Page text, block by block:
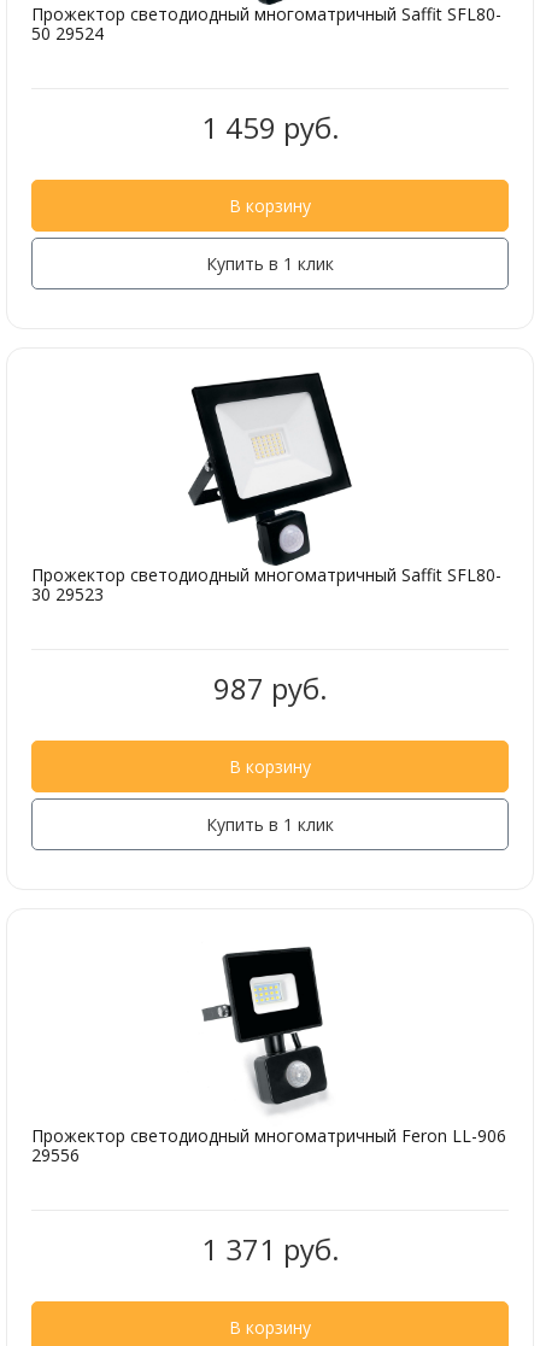
Прожектор светодиодный многоматричный Saffit SFL80-
50 29524
1 459 руб.
В корзину
Купить в 1 клик
Прожектор светодиодный многоматричный Saffit SFL80-
30 29523
987 руб.
В корзину
Купить в 1 клик
Прожектор светодиодный многоматричный Feron LL-906
29556
1 371 руб.
В корзину